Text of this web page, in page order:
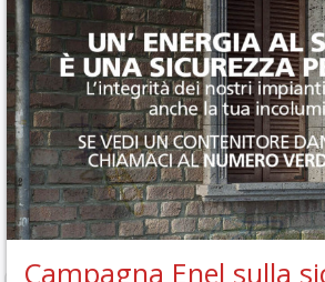
Campagna Enel sulla